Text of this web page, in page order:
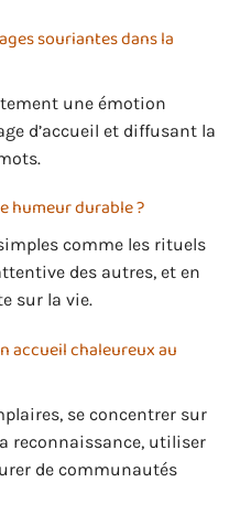
souriantes dans la
une émotion
d’accueil et diffusant la
humeur durable ?
comme les rituels
des autres, et en
sur la vie.
accueil chaleureux au
se concentrer sur
reconnaissance, utiliser
de communautés